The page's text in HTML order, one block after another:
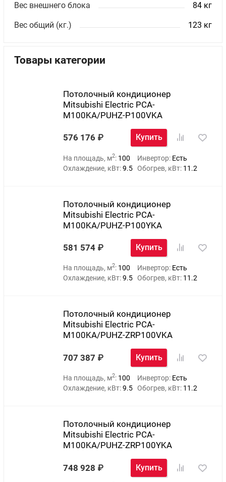
Вес внешнего блока 84 кг
Вес общий (кг.) 123 кг
Товары категории
Потолочный кондиционер
Mitsubishi Electric PCA-
M100KA/PUHZ-P100VKA
576 176 Купить
На площадь, м2: 100 Инвертор: Есть
Охлаждение, кВт:9.5 Обогрев, кВт: 11.2
Потолочный кондиционер
Mitsubishi Electric PCA-
M100KA/PUHZ-P100YKA
581 574 Купить
На площадь, м2: 100 Инвертор: Есть
Охлаждение, кВт:9.5 Обогрев, кВт: 11.2
Потолочный кондиционер
Mitsubishi Electric PCA-
M100KA/PUHZ-ZRP100VKA
707 387 Купить
На площадь, м2: 100 Инвертор: Есть
Охлаждение, кВт:9.5 Обогрев, кВт: 11.2
Потолочный кондиционер
Mitsubishi Electric PCA-
M100KA/PUHZ-ZRP100YKA
748 928 Купить